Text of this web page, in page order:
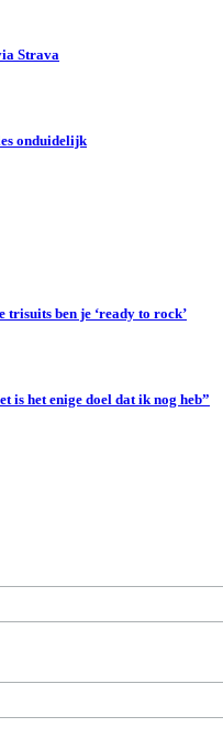
Strava
onduidelijk
ben je ‘ready to rock’
is het enige doel dat ik nog heb”